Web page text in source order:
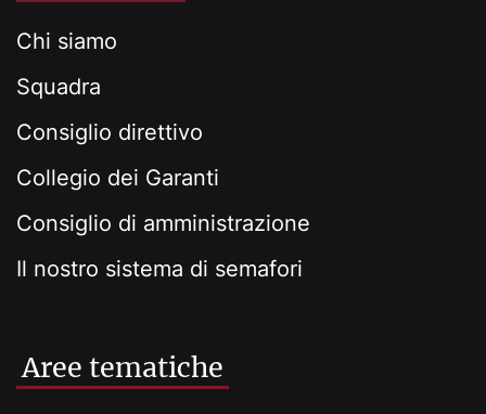
Chi siamo
Squadra
Consiglio direttivo
Collegio dei Garanti
Consiglio di amministrazione
Il nostro sistema di semafori
Aree tematiche